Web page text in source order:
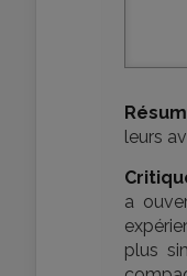
leurs
a
plus